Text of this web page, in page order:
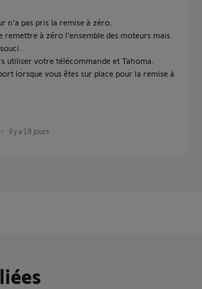
n'a pas pris la remise à zéro.
remettre à zéro l'ensemble des moteurs mais
utiliser votre télécommande et Tahoma.
lorsque vous êtes sur place pour la remise à
il y a 18 jours